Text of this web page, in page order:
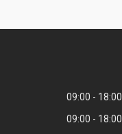
09:00
18:00
09:00
18:00